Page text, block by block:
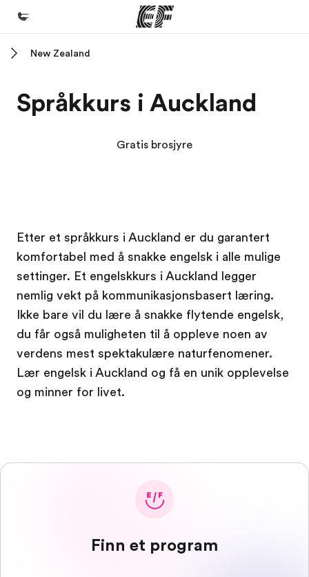
Programmer
Hvem vi er
Karriere
Bli en del av vårt team
New Zealand
Språkkurs i Auckland
Gratis brosjyre
Etter et språkkurs i Auckland er du garantert
komfortabel med å snakke engelsk i alle mulige
settinger. Et engelskkurs i Auckland legger
nemlig vekt på kommunikasjonsbasert læring.
Ikke bare vil du lære å snakke flytende engelsk,
du får også muligheten til å oppleve noen av
verdens mest spektakulære naturfenomener.
Lær engelsk i Auckland og få en unik opplevelse
og minner for livet.
Finn et program